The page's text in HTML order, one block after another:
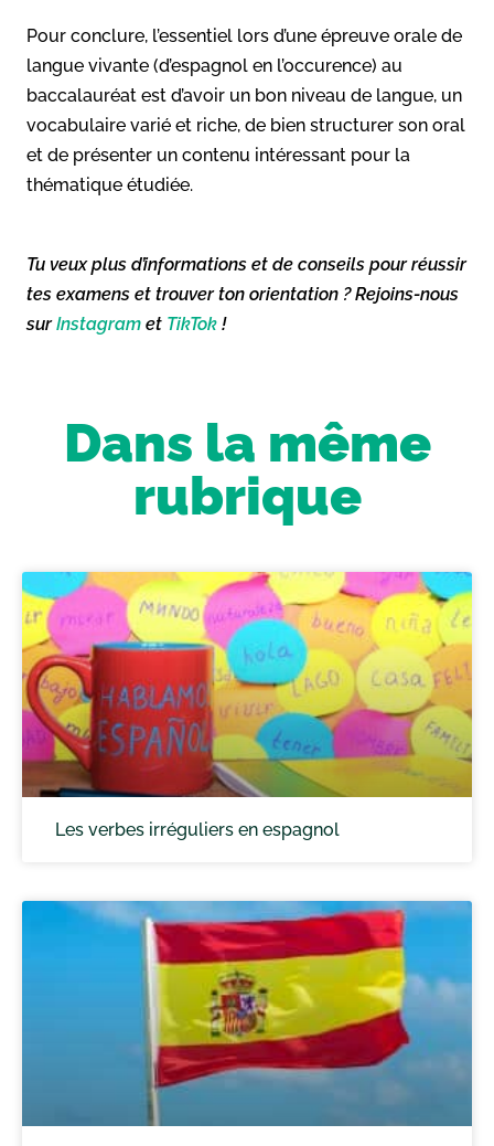
Pour conclure, l’essentiel lors d’une épreuve orale de
langue vivante (d’espagnol en l’occurence) au
baccalauréat est d’avoir un bon niveau de langue, un
vocabulaire varié et riche, de bien structurer son oral
et de présenter un contenu intéressant pour la
thématique étudiée.
Tu veux plus d’informations et de conseils pour réussir
tes examens et trouver ton orientation ? Rejoins-nous
surInstagram et TikTok !
Dans la même
rubrique
Les verbes irréguliers en espagnol